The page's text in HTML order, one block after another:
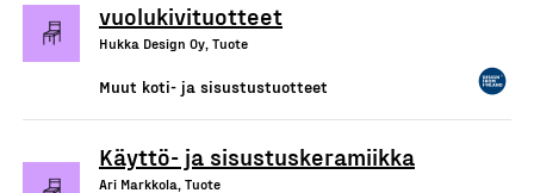
vuolukivituotteet
Hukka Design Oy, Tuote
Muut koti- ja sisustustuotteet
Käyttö- ja sisustuskeramiikka
Ari Markkola, Tuote